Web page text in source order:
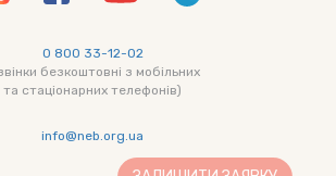
0 800 33-12-02
безкоштовні з мобільних
та стаціонарних телефонів)
info@neb.org.ua